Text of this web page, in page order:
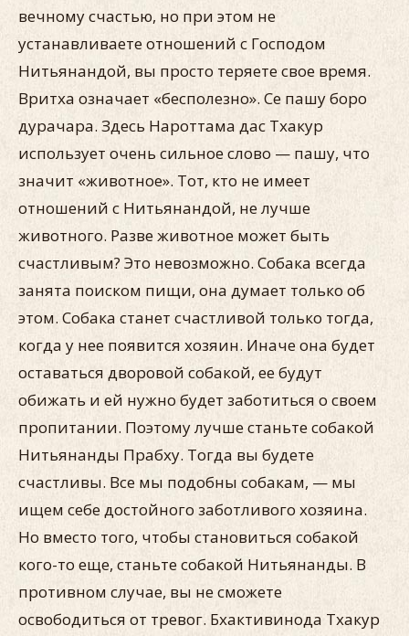
вечному счастью, но при этом не
устанавливаете отношений с Господом
Нитьянандой, вы просто теряете свое время.
Вритха означает «бесполезно». Се пашу боро
дурачара. Здесь Нароттама дас Тхакур
использует очень сильное слово — пашу, что
значит «животное». Тот, кто не имеет
отношений с Нитьянандой, не лучше
животного. Разве животное может быть
счастливым? Это невозможно. Собака всегда
занята поиском пищи, она думает только об
этом. Собака станет счастливой только тогда,
когда у нее появится хозяин. Иначе она будет
оставаться дворовой собакой, ее будут
обижать и ей нужно будет заботиться о своем
пропитании. Поэтому лучше станьте собакой
Нитьянанды Прабху. Тогда вы будете
счастливы. Все мы подобны собакам, — мы
ищем себе достойного заботливого хозяина.
Но вместо того, чтобы становиться собакой
кого-то еще, станьте собакой Нитьянанды. В
противном случае, вы не сможете
освободиться от тревог. Бхактивинода Тхакур